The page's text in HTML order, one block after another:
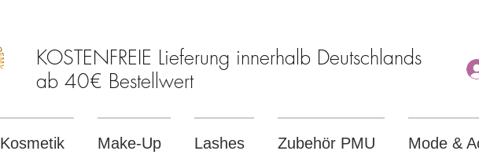
KOSTENFREIE Lieferung innerhalb Deutschlands
ab 40€ Bestellwert
Kosmetik Make-Up Lashes Zubehör PMU Mode &